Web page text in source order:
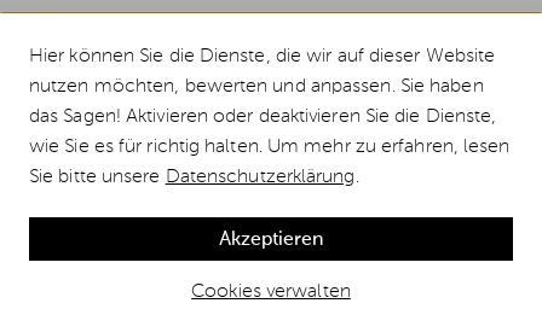
© 2026 Weststyle GmbH · Europas grosser Weber Spezialist
Alle Preise inkl. MwSt., inkl. Verpackungskosten und zzgl.Versandkosten.
Durchgestrichene Preise entsprechen dem bisherigen Preis bei Weststyle.
kaufen
Hier können Sie die Dienste, die wir auf dieser Website
nutzen möchten, bewerten und anpassen. Sie haben
das Sagen! Aktivieren oder deaktivieren Sie die Dienste,
wie Sie es für richtig halten. Um mehr zu erfahren, lesen
Sie bitte unsere Datenschutzerklärung.
Cookies verwalten
Akzeptieren